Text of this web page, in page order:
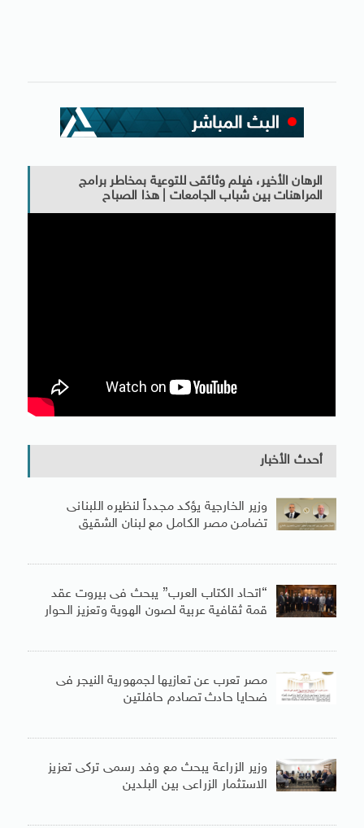
الرهان الأخير، فيلم وثائقى للتوعية بمخاطر برامج
المراهنات بين شباب الجامعات | هذا الصباح
أحدث الأخبار
وزير الخارجية يؤكد مجدداً لنظيره اللبنانى
تضامن مصر الكامل مع لبنان الشقيق
“اتحاد الكتاب العرب” يبحث فى بيروت عقد
قمة ثقافية عربية لصون الهوية وتعزيز الحوار
مصر تعرب عن تعازيها لجمهورية النيجر فى
ضحايا حادث تصادم حافلتين
وزير الزراعة يبحث مع وفد رسمى تركى تعزيز
الاستثمار الزراعى بين البلدين